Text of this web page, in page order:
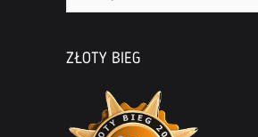
ZŁOTY BIEG